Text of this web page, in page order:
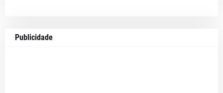
Publicidade